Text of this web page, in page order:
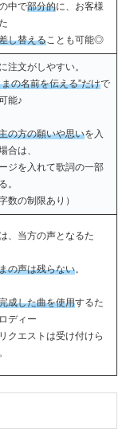
中で部分的に、お客様
し替えることも可能◎
注文がしやすい。
まの名前を伝える”だけで
能♪
の方の願いや思いを入
合は、
ジを入れて歌詞の一部
。
数の制限あり）
、当方の声となるた
の声は残らない。
成した曲を使用するた
ディー
クエストは受け付けら